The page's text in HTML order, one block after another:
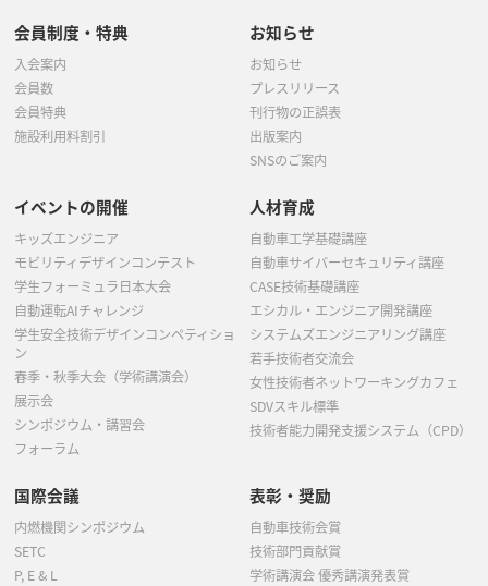
会員制度・特典
入会案内
会員数
会員特典
施設利用料割引
お知らせ
お知らせ
プレスリリース
刊行物の正誤表
出版案内
SNSのご案内
イベントの開催
キッズエンジニア
モビリティデザインコンテスト
学生フォーミュラ日本大会
自動運転AIチャレンジ
学生安全技術デザインコンペティショ
ン
春季・秋季大会（学術講演会）
展示会
シンポジウム・講習会
フォーラム
人材育成
自動車工学基礎講座
自動車サイバーセキュリティ講座
CASE技術基礎講座
エシカル・エンジニア開発講座
システムズエンジニアリング講座
若手技術者交流会
女性技術者ネットワーキングカフェ
SDVスキル標準
技術者能力開発支援システム（CPD）
国際会議
内燃機関シンポジウム
SETC
P, E & L
表彰・奨励
自動車技術会賞
技術部門貢献賞
学術講演会 優秀講演発表賞